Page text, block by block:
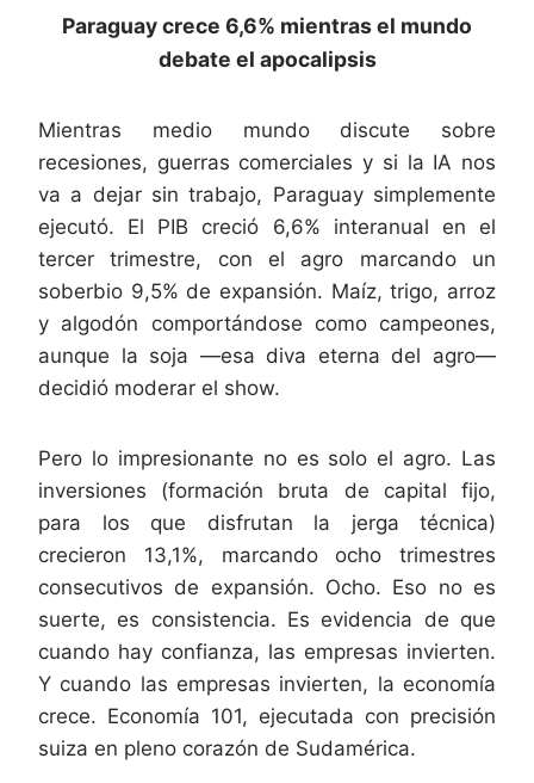
Paraguay crece 6,6% mientras el mundo
debate el apocalipsis
Mientras medio mundo discute sobre
recesiones, guerras comerciales y si la IA nos
va a dejar sin trabajo, Paraguay simplemente
ejecutó. El PIB creció 6,6% interanual en el
tercer trimestre, con el agro marcando un
soberbio 9,5% de expansión. Maíz, trigo, arroz
y algodón comportándose como campeones,
aunque la soja —esa diva eterna del agro—
decidió moderar el show.
Pero lo impresionante no es solo el agro. Las
inversiones (formación bruta de capital fijo,
para los que disfrutan la jerga técnica)
crecieron 13,1%, marcando ocho trimestres
consecutivos de expansión. Ocho. Eso no es
suerte, es consistencia. Es evidencia de que
cuando hay confianza, las empresas invierten.
Y cuando las empresas invierten, la economía
crece. Economía 101, ejecutada con precisión
suiza en pleno corazón de Sudamérica.